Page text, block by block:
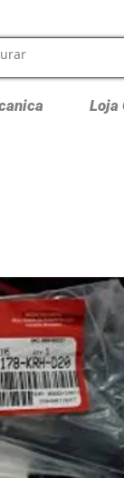
Loja